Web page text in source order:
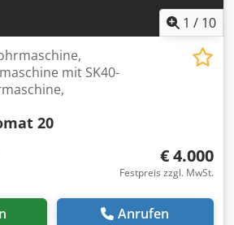
1 / 10
mit SK40-
20
€ 4.000
Festpreis zzgl. MwSt.
Anrufen